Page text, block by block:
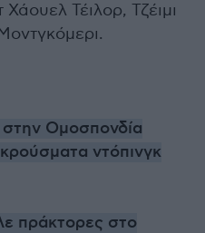
Τέιλορ, Τζέιμι
Ομοσπονδία
ντόπινγκ
πράκτορες στο